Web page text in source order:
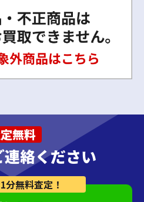
無料
絡ください
分無料査定！